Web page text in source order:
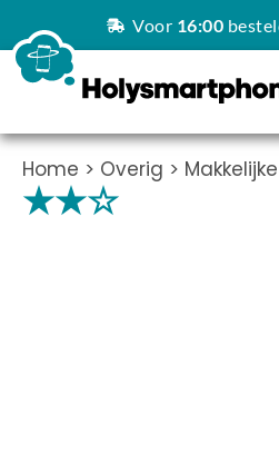
Voor 16:00
Home > Overig >
★★☆